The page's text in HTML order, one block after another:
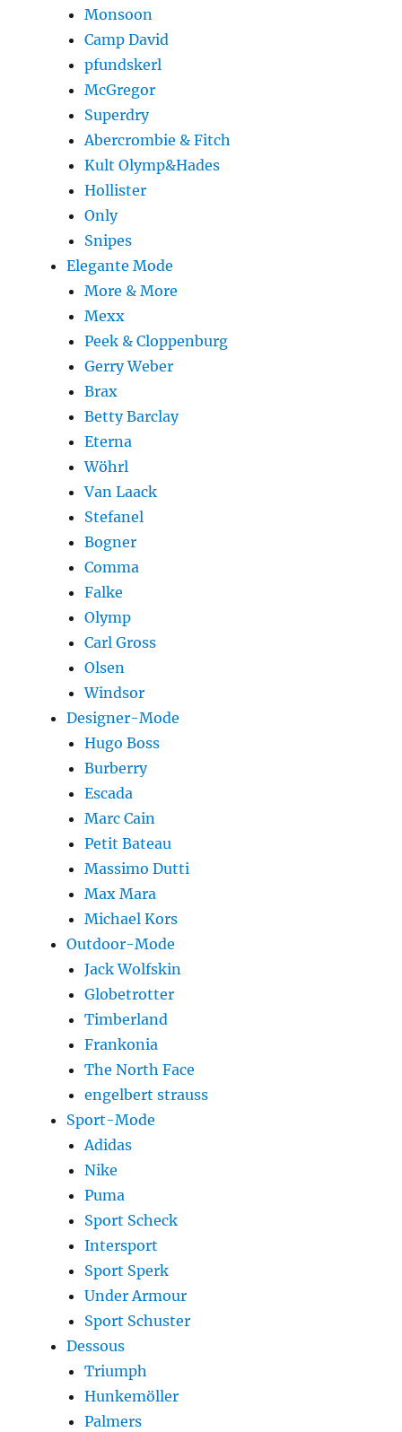
Monsoon
Camp David
pfundskerl
McGregor
Superdry
Abercrombie & Fitch
Kult Olymp&Hades
Hollister
Only
Snipes
Elegante Mode
More & More
Mexx
Peek & Cloppenburg
Gerry Weber
Brax
Betty Barclay
Eterna
Wöhrl
Van Laack
Stefanel
Bogner
Comma
Falke
Olymp
Carl Gross
Olsen
Windsor
Designer-Mode
Hugo Boss
Burberry
Escada
Marc Cain
Petit Bateau
Massimo Dutti
Max Mara
Michael Kors
Outdoor-Mode
Jack Wolfskin
Globetrotter
Timberland
Frankonia
The North Face
engelbert strauss
Sport-Mode
Adidas
Nike
Puma
Sport Scheck
Intersport
Sport Sperk
Under Armour
Sport Schuster
Dessous
Triumph
Hunkemöller
Palmers